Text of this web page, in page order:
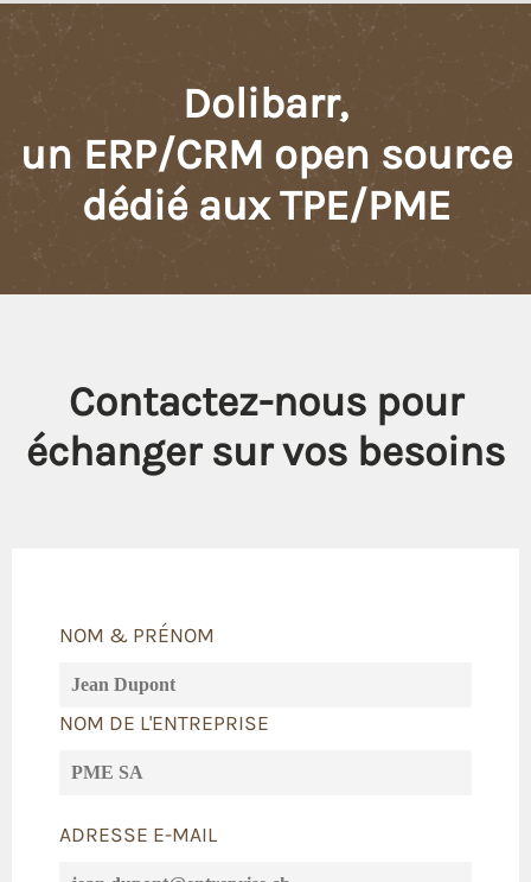
Dolibarr,
un ERP/CRM open source
dédié aux TPE/PME
Contactez-nous pour
échanger sur vos besoins
NOM & PRÉNOM
NOM DE L'ENTREPRISE
ADRESSE E-MAIL